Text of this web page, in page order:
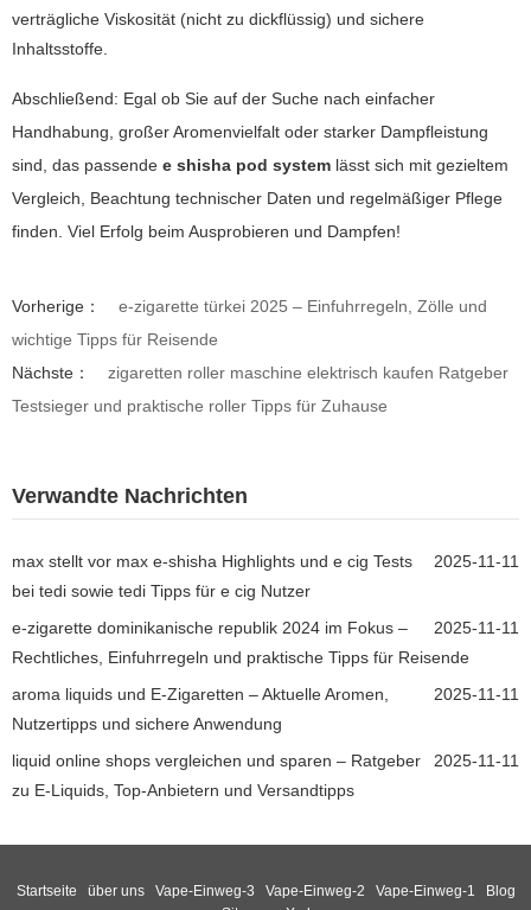
verträgliche Viskosität (nicht zu dickflüssig) und sichere
Inhaltsstoffe.
Abschließend: Egal ob Sie auf der Suche nach einfacher
Handhabung, großer Aromenvielfalt oder starker Dampfleistung
sind, das passende e shisha pod system lässt sich mit gezieltem
Vergleich, Beachtung technischer Daten und regelmäßiger Pflege
finden. Viel Erfolg beim Ausprobieren und Dampfen!
Vorherige：
e-zigarette türkei 2025 – Einfuhrregeln, Zölle und
wichtige Tipps für Reisende
Nächste：
zigaretten roller maschine elektrisch kaufen Ratgeber
Testsieger und praktische roller Tipps für Zuhause
Verwandte Nachrichten
2025-11-11
max stellt vor max e-shisha Highlights und e cig Tests
bei tedi sowie tedi Tipps für e cig Nutzer
2025-11-11
e-zigarette dominikanische republik 2024 im Fokus –
Rechtliches, Einfuhrregeln und praktische Tipps für Reisende
2025-11-11
aroma liquids und E-Zigaretten – Aktuelle Aromen,
Nutzertipps und sichere Anwendung
2025-11-11
liquid online shops vergleichen und sparen – Ratgeber
zu E-Liquids, Top-Anbietern und Versandtipps
Startseite über uns Vape-Einweg-3 Vape-Einweg-2 Vape-Einweg-1
Blog